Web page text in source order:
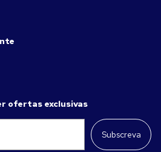
ofertas exclusivas
Subscreva